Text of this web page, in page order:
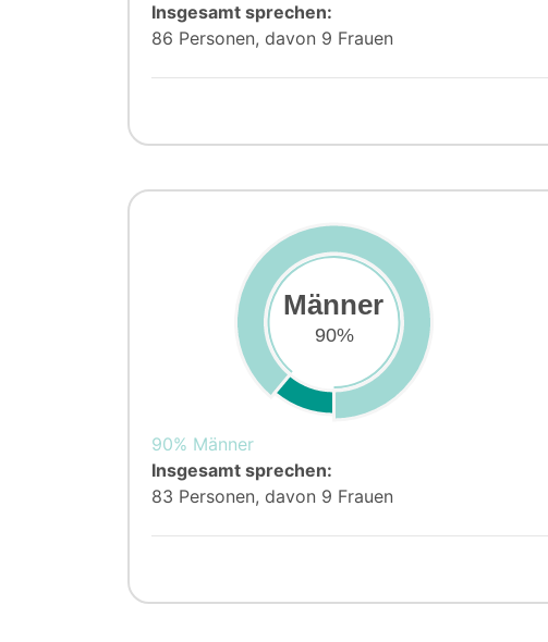
Insgesamt sprechen:
86 Personen, davon 9 Frauen
Männer
90%
90% Männer
Insgesamt sprechen:
83 Personen, davon 9 Frauen